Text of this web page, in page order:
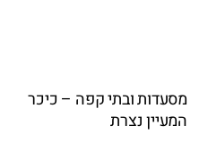
מסעדות ובתי קפה – כיכר
המעיין נצרת